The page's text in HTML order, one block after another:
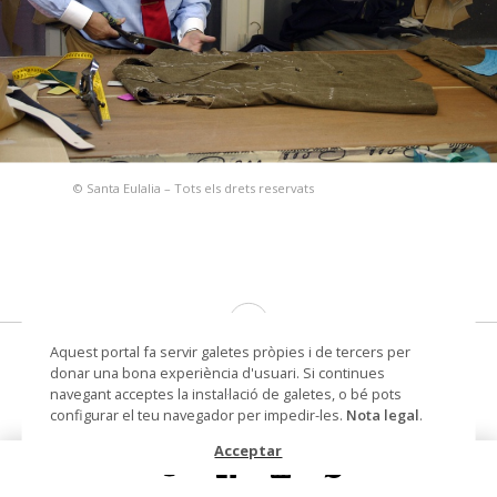
© Santa Eulalia – Tots els drets reservats
Sastrería a medida y taller de la tienda
Paseo de Gracia 93
Fotografia
Aquest portal fa servir galetes pròpies i de tercers per
donar una bona experiència d'usuari. Si continues
navegant acceptes la instal·lació de galetes, o bé pots
configurar el teu navegador per impedir-les. Nota legal.
Acceptar